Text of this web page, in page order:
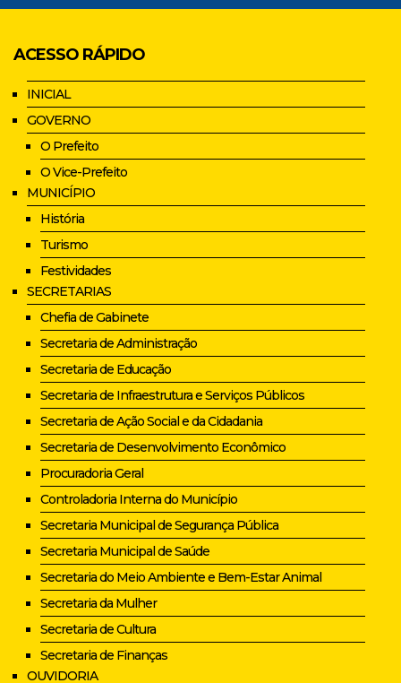
ACESSO RÁPIDO
INICIAL
GOVERNO
O Prefeito
O Vice-Prefeito
MUNICÍPIO
História
Turismo
Festividades
SECRETARIAS
Chefia de Gabinete
Secretaria de Administração
Secretaria de Educação
Secretaria de Infraestrutura e Serviços Públicos
Secretaria de Ação Social e da Cidadania
Secretaria de Desenvolvimento Econômico
Procuradoria Geral
Controladoria Interna do Município
Secretaria Municipal de Segurança Pública
Secretaria Municipal de Saúde
Secretaria do Meio Ambiente e Bem-Estar Animal
Secretaria da Mulher
Secretaria de Cultura
Secretaria de Finanças
OUVIDORIA